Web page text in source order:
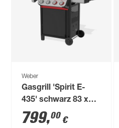
Weber
Gasgrill 'Spirit E-
435' schwarz 83 x
53,2 x 74,5 cm
799,00 €